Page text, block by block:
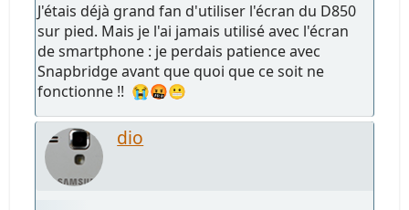
J'étais déjà grand fan d'utiliser l'écran du D850
sur pied. Mais je l'ai jamais utilisé avec l'écran
de smartphone : je perdais patience avec
Snapbridge avant que quoi que ce soit ne
fonctionne !! 😭🤬😬
dio